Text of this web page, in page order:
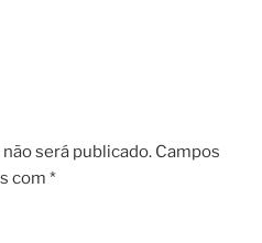
será publicado. Campos
com *